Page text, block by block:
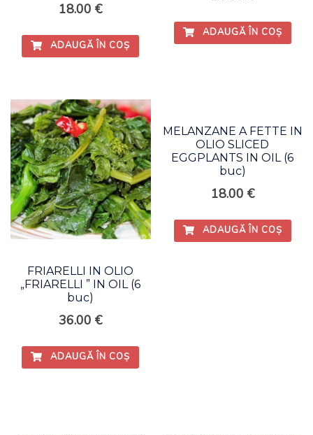
18.00€
ADAUGĂ ÎN COȘ
ADAUGĂ ÎN COȘ
FRIARELLI IN OLIO
„FRIARELLI ” IN OIL (6
buc)
36.00€
ADAUGĂ ÎN COȘ
MELANZANE A FETTE IN
OLIO SLICED
EGGPLANTS IN OIL (6
buc)
18.00 €
ADAUGĂ ÎN COȘ